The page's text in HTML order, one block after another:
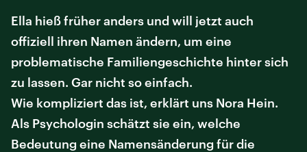
Ella hieß früher anders und will jetzt auch
offiziell ihren Namen ändern, um eine
problematische Familiengeschichte hinter sich
zu lassen. Gar nicht so einfach.
Wie kompliziert das ist, erklärt uns Nora Hein.
Als Psychologin schätzt sie ein, welche
Bedeutung eine Namensänderung für die